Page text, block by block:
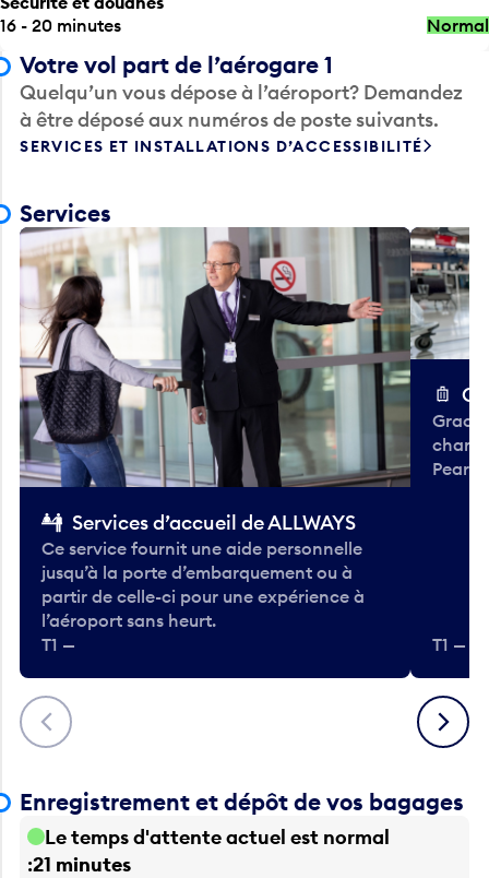
16 - 20 minutes
Normal
Votre vol part de l’aérogare 1
Quelqu’un vous dépose à l’aéroport? Demandez
à être déposé aux numéros de poste suivants.
SERVICES ET INSTALLATIONS D’ACCESSIBILITÉ
Services
Précédent
Services d’accueil de ALLWAYS
Ce service fournit une aide personnelle
jusqu’à la porte d’embarquement ou à
partir de celle-ci pour une expérience à
l’aéroport sans heurt.
T1 —
T1 —
Suivant
Enregistrement et dépôt de vos bagages
Le temps d'attente actuel est normal
21 minutes